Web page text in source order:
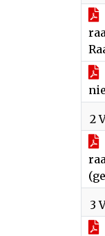
2
3